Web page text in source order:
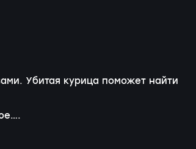
Убитая курица поможет найти